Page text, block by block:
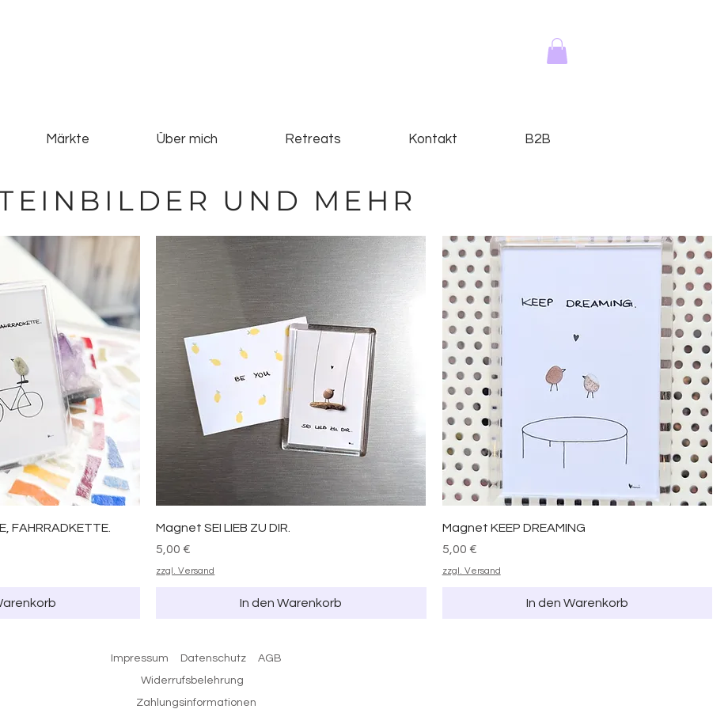
Märkte Über mich Retreats Kontakt B2B
UND MEHR
FAHRRADKETTE.
Magnet SEI LIEB ZU DIR.
Preis
5,00 €
zzgl. Versand
In den Warenkorb
Magnet KEEP DREAMING
Preis
5,00 €
zzgl. Versand
In den Warenkorb
Impressum Datenschutz
AGB
Widerrufsbelehrung
Zahlungsinformationen